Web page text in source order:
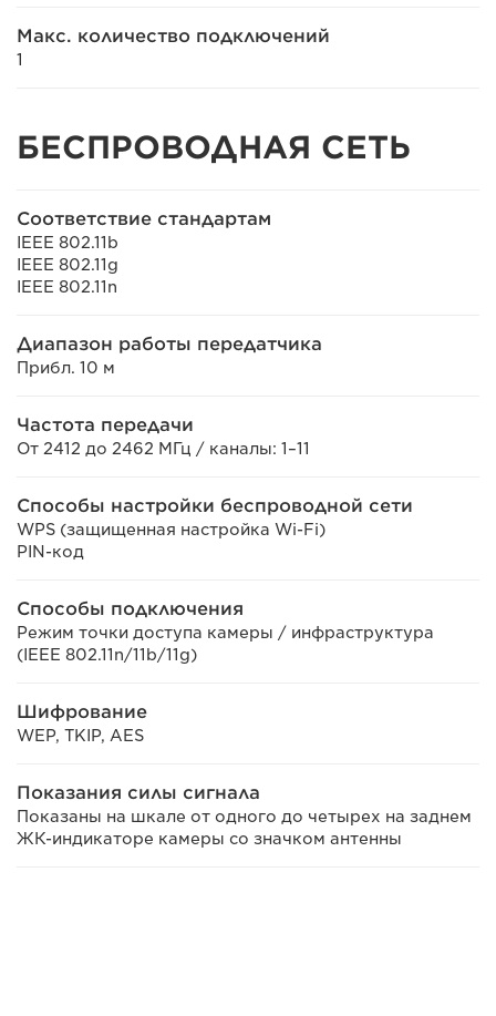
Макс. количество подключений
1
БЕСПРОВОДНАЯ СЕТЬ
Соответствие стандартам
IEEE 802.11b
IEEE 802.11g
IEEE 802.11n
Диапазон работы передатчика
Прибл. 10 м
Частота передачи
От 2412 до 2462 МГц / каналы: 1–11
Способы настройки беспроводной сети
WPS (защищенная настройка Wi-Fi)
PIN-код
Способы подключения
Режим точки доступа камеры / инфраструктура
(IEEE 802.11n/11b/11g)
Шифрование
WEP, TKIP, AES
Показания силы сигнала
Показаны на шкале от одного до четырех на заднем
ЖК-индикаторе камеры со значком антенны